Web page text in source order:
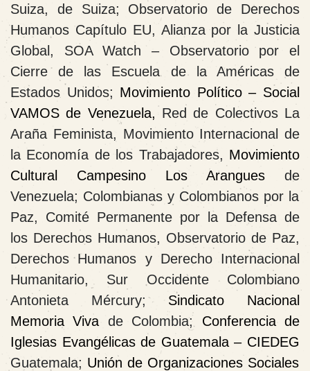
Suiza, de Suiza; Observatorio de Derechos
Humanos Capítulo EU, Alianza por la Justicia
Global, SOA Watch – Observatorio por el
Cierre de las Escuela de la Américas de
Estados Unidos; Movimiento Político – Social
VAMOS de Venezuela, Red de Colectivos La
Araña Feminista, Movimiento Internacional de
la Economía de los Trabajadores, Movimiento
Cultural Campesino Los Arangues de
Venezuela; Colombianas y Colombianos por la
Paz, Comité Permanente por la Defensa de
los Derechos Humanos, Observatorio de Paz,
Derechos Humanos y Derecho Internacional
Humanitario, Sur Occidente Colombiano
Antonieta Mércury; Sindicato Nacional
Memoria Viva de Colombia; Conferencia de
Iglesias Evangélicas de Guatemala – CIEDEG
Guatemala; Unión de Organizaciones Sociales